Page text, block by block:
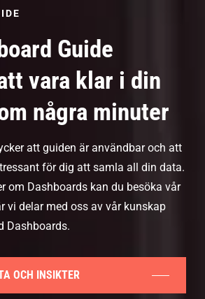
Guide
vara klar i din
några minuter
att guiden är användbar och att
för dig att samla all din data.
om Dashboards kan du besöka vår
vi delar med oss av vår kunskap
Dashboards.
OCH INSIKTER